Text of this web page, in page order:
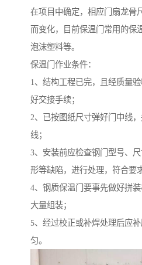
在项目中确定，相应门扇龙骨
而变化，目前保温门常用的保
泡沫塑料等。
保温门作业条件：
1、结构工程已完，且经质量
好交接手续；
2、已按图纸尺寸弹好门中线
线；
3、安装前应检查钢门型号、
形等缺陷，进行处理，符合要
4、钢质保温门要事先做好拼
大量组装；
5、经过校正或补焊处理后应
匀。